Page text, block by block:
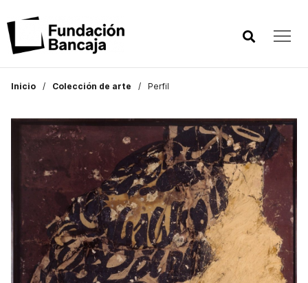
Inicio Colección de arte Perfil